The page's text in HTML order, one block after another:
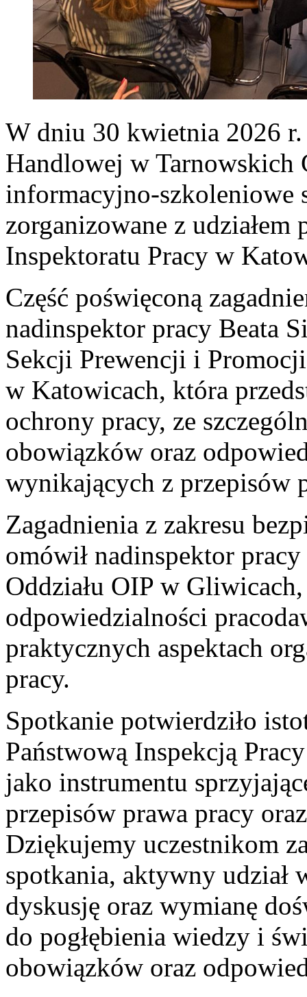
W dniu 30 kwietnia 2026
Handlowej w Tarnowskich
informacyjno-szkoleniowe
zorganizowane z
Inspektoratu Pracy w
Część poświęconą
nadinspektor pracy Beata
Sekcji Prewencji i
w Katowicach, która
ochrony pracy, ze
obowiązków oraz
wynikających z przepisów
Zagadnienia z zakresu
omówił nadinspektor
Oddziału OIP w
odpowiedzialności
praktycznych aspektach
pracy.
Spotkanie potwierdziło
Państwową Inspekcją
jako instrumentu
przepisów prawa pracy
Dziękujemy uczestnikom
spotkania, aktywny udział
dyskusję oraz wymianę
do pogłębienia wiedzy i
obowiązków oraz